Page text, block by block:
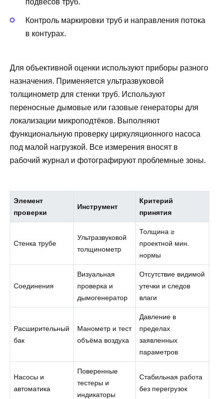
Контроль маркировки труб и направления потока
в контурах.
Для объективной оценки используют приборы разного
назначения. Применяется ультразвуковой
толщинометр для стенки труб. Используют
переносные дымовые или газовые генераторы для
локализации микроподтёков. Выполняют
функциональную проверку циркуляционного насоса
под малой нагрузкой. Все измерения вносят в
рабочий журнал и фотографируют проблемные зоны.
Элемент
проверки
Инструмент
Критерий
принятия
Стенка трубе
Ультразвуковой
толщинометр
Толщина ≥
проектной мин.
нормы
Соединения
Визуальная
проверка и
дымогенератор
Отсутствие видимой
утечки и следов
влаги
Расширительный
бак
Манометр и тест
объёма воздуха
Давление в
пределах
заявленных
параметров
Насосы и
автоматика
Поверенные
тестеры и
индикаторы
Стабильная работа
без перегрузок